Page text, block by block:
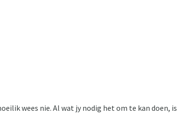
wees nie. Al wat jy nodig het om te kan doen, is